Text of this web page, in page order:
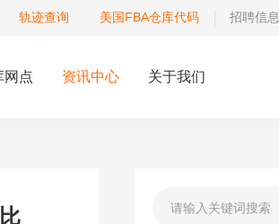
轨迹查询 美国FBA仓库代码 招聘信息
网点 资讯中心 关于我们